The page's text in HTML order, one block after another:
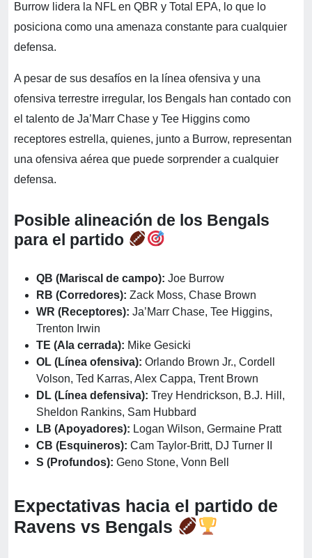
Burrow lidera la NFL en QBR y Total EPA, lo que lo
posiciona como una amenaza constante para cualquier
defensa.
A pesar de sus desafíos en la línea ofensiva y una
ofensiva terrestre irregular, los Bengals han contado con
el talento de Ja’Marr Chase y Tee Higgins como
receptores estrella, quienes, junto a Burrow, representan
una ofensiva aérea que puede sorprender a cualquier
defensa.
Posible alineación de los Bengals
para el partido
QB (Mariscal de campo): Joe Burrow
RB (Corredores): Zack Moss, Chase Brown
WR (Receptores): Ja’Marr Chase, Tee Higgins,
Trenton Irwin
TE (Ala cerrada): Mike Gesicki
OL (Línea ofensiva): Orlando Brown Jr., Cordell
Volson, Ted Karras, Alex Cappa, Trent Brown
DL (Línea defensiva): Trey Hendrickson, B.J. Hill,
Sheldon Rankins, Sam Hubbard
LB (Apoyadores): Logan Wilson, Germaine Pratt
CB (Esquineros): Cam Taylor-Britt, DJ Turner II
S (Profundos): Geno Stone, Vonn Bell
Expectativas hacia el partido de
Ravens vs Bengals